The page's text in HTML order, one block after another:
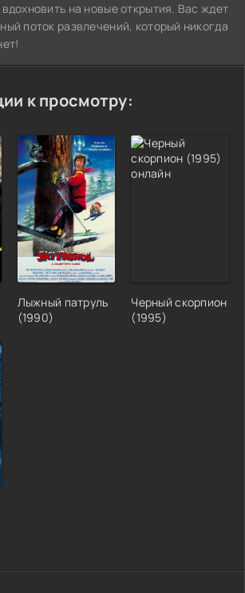
на новые открытия. Вас ждет
поток развлечений, который никогда
к просмотру:
Лыжный патруль
(1990)
Черный скорпион
(1995)